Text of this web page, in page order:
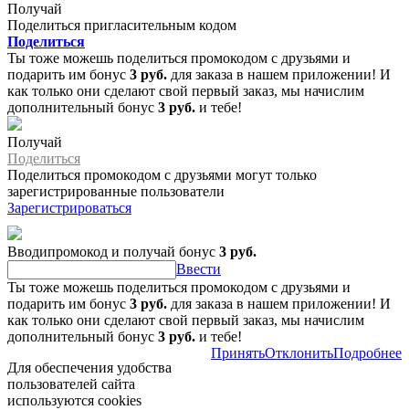
Получай
Поделиться пригласительным кодом
Поделиться
Ты тоже можешь поделиться промокодом с друзьями и
подарить им бонус 3 руб. для заказа в нашем приложении! И
как только они сделают свой первый заказ, мы начислим
дополнительный бонус 3 руб. и тебе!
Получай
Поделиться
Поделиться промокодом с друзьями могут только
зарегистрированные пользователи
Зарегистрироваться
Вводипромокод и получай бонус 3 руб.
Ввести
Ты тоже можешь поделиться промокодом с друзьями и
подарить им бонус 3 руб. для заказа в нашем приложении! И
как только они сделают свой первый заказ, мы начислим
дополнительный бонус 3 руб. и тебе!
Для обеспечения удобства
пользователей сайта
используются cookies
ПринятьОтклонитьПодробнее